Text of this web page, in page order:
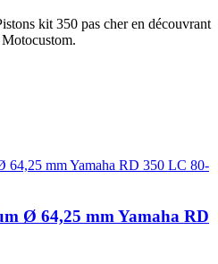
kit 350 pas cher en découvrant
Ø 64,25 mm Yamaha RD